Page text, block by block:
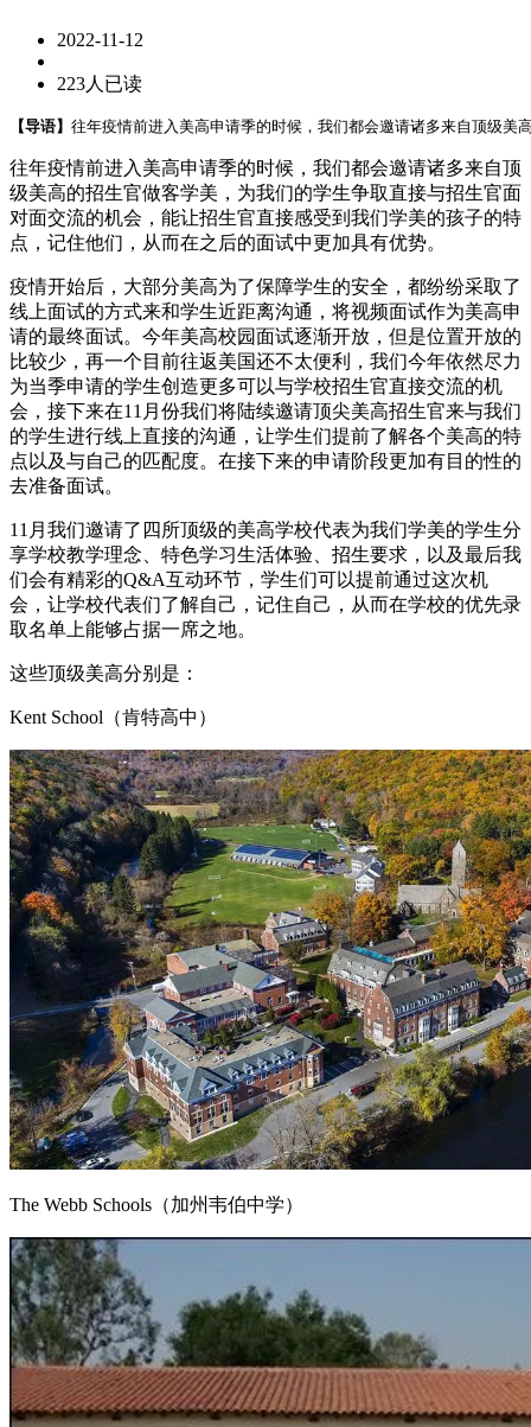
2022-11-12
223人已读
【导语】 往年疫情前进入美高申请季的时候，我们都会邀请诸多来自顶级
往年疫情前进入美高申请季的时候，我们都会邀请诸多来自顶
级美高的招生官做客学美，为我们的学生争取直接与招生官面
对面交流的机会，能让招生官直接感受到我们学美的孩子的特
点，记住他们，从而在之后的面试中更加具有优势。
疫情开始后，大部分美高为了保障学生的安全，都纷纷采取了
线上面试的方式来和学生近距离沟通，将视频面试作为美高申
请的最终面试。今年美高校园面试逐渐开放，但是位置开放的
比较少，再一个目前往返美国还不太便利，我们今年依然尽力
为当季申请的学生创造更多可以与学校招生官直接交流的机
会，接下来在11月份我们将陆续邀请顶尖美高招生官来与我们
的学生进行线上直接的沟通，让学生们提前了解各个美高的特
点以及与自己的匹配度。在接下来的申请阶段更加有目的性的
去准备面试。
11月我们邀请了四所顶级的美高学校代表为我们学美的学生分
享学校教学理念、特色学习生活体验、招生要求，以及最后我
们会有精彩的Q&A互动环节，学生们可以提前通过这次机
会，让学校代表们了解自己，记住自己，从而在学校的优先录
取名单上能够占据一席之地。
这些顶级美高分别是：
Kent School（肯特高中）
The Webb Schools（加州韦伯中学）